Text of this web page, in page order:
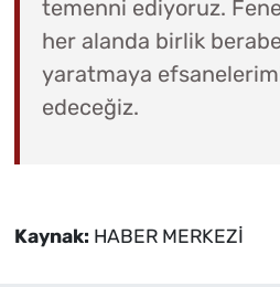
temenni ediyoruz.
her alanda birlik
yaratmaya
edeceğiz.
Kaynak: HABER MERKEZİ